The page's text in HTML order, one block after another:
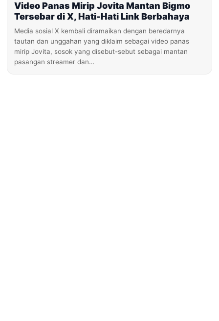
Video Panas Mirip Jovita Mantan Bigmo
Tersebar di X, Hati-Hati Link Berbahaya
Media sosial X kembali diramaikan dengan beredarnya
tautan dan unggahan yang diklaim sebagai video panas
mirip Jovita, sosok yang disebut-sebut sebagai mantan
pasangan streamer dan…